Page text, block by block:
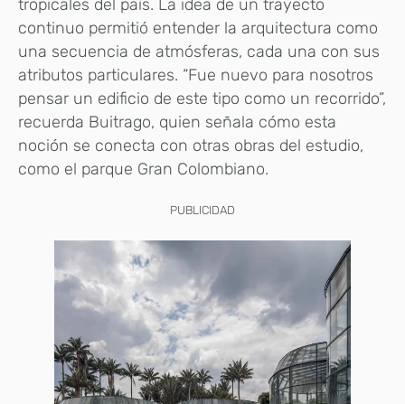
tropicales del país. La idea de un trayecto
continuo permitió entender la arquitectura como
una secuencia de atmósferas, cada una con sus
atributos particulares. “Fue nuevo para nosotros
pensar un edificio de este tipo como un recorrido”,
recuerda Buitrago, quien señala cómo esta
noción se conecta con otras obras del estudio,
como el parque Gran Colombiano.
PUBLICIDAD